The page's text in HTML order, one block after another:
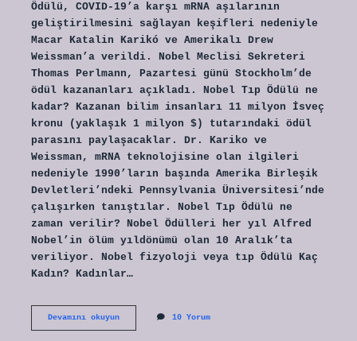
Ödülü, COVID-19’a karşı mRNA aşılarının
geliştirilmesini sağlayan keşifleri nedeniyle
Macar Katalin Karikó ve Amerikalı Drew
Weissman’a verildi. Nobel Meclisi Sekreteri
Thomas Perlmann, Pazartesi günü Stockholm’de
ödül kazananları açıkladı. Nobel Tıp Ödülü ne
kadar? Kazanan bilim insanları 11 milyon İsveç
kronu (yaklaşık 1 milyon $) tutarındaki ödül
parasını paylaşacaklar. Dr. Kariko ve
Weissman, mRNA teknolojisine olan ilgileri
nedeniyle 1990’ların başında Amerika Birleşik
Devletleri’ndeki Pennsylvania Üniversitesi’nde
çalışırken tanıştılar. Nobel Tıp Ödülü ne
zaman verilir? Nobel Ödülleri her yıl Alfred
Nobel’in ölüm yıldönümü olan 10 Aralık’ta
veriliyor. Nobel fizyoloji veya tıp Ödülü Kaç
Kadın? Kadınlar…
Devamını okuyunNobel
10 Yorum